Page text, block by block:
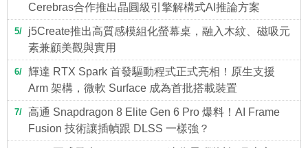
Cerebras合作推出晶圓級引擎解構式AI推論方案
5
j5Create推出高質感模組化螢幕桌，融入木紋、磁吸元
素兼顧美觀與實用
6
輝達 RTX Spark 首發驅動程式正式亮相！原生支援
Arm 架構，微軟 Surface 成為首批搭載裝置
7
高通 Snapdragon 8 Elite Gen 6 Pro 爆料！AI Frame
Fusion 技術讓插幀跟 DLSS 一樣強？